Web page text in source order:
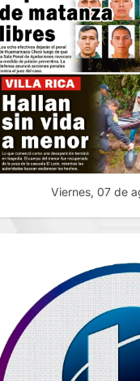
Viernes, 07 de